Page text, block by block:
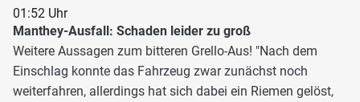
01:52 Uhr
Manthey-Ausfall: Schaden leider zu groß
Weitere Aussagen zum bitteren Grello-Aus! "Nach dem
Einschlag konnte das Fahrzeug zwar zunächst noch
weiterfahren, allerdings hat sich dabei ein Riemen gelöst,